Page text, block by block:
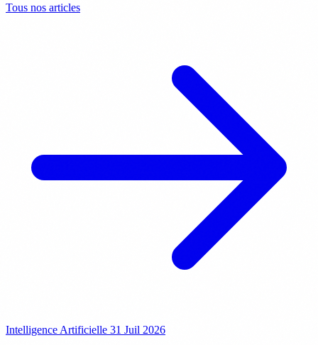
Tous nos articles
Intelligence Artificielle 31 Juil 2026